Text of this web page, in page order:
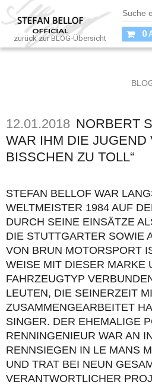
0
zurück zur BLOG-Übersicht
12.01.2018 NORBERT
WAR IHM DIE JUGEND
BISSCHEN ZU TOLL“
STEFAN BELLOF WAR
WELTMEISTER 1984 AUF
DURCH SEINE EINSÄTZE
DIE STUTTGARTER SOWIE
VON BRUN MOTORSPORT
WEISE MIT DIESER MARKE
FAHRZEUGTYP
LEUTEN, DIE SEINERZEIT
ZUSAMMENGEARBEITET
SINGER. DER EHEMALIGE
RENNINGENIEUR WAR AN
RENNSIEGEN IN LE MANS
ND TRAT BEI NEUN
ERANTWORTLICHER